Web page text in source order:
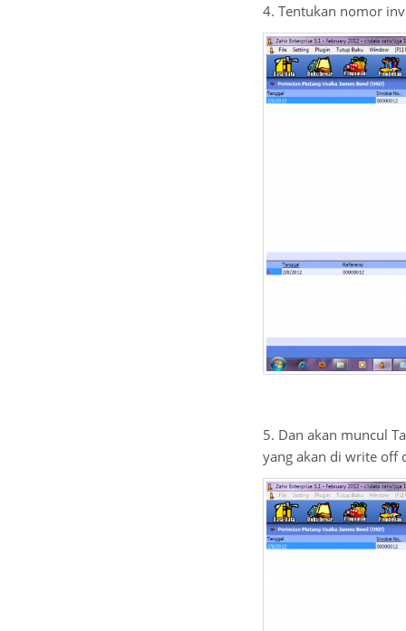
4. Tentukan nomor
5. Dan akan muncul
yang akan di write off